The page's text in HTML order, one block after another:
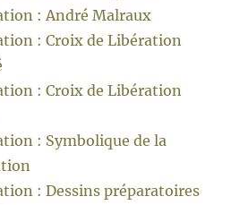
: André Malraux
: Croix de Libération
: Croix de Libération
: Symbolique de la
: Dessins préparatoires